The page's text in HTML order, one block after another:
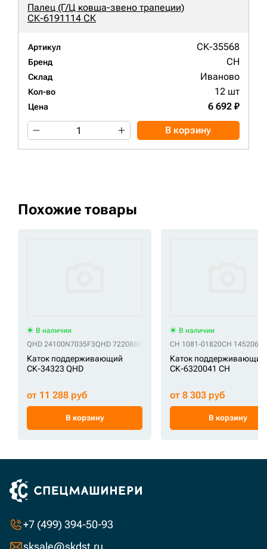
Палец (Г/Ц ковша-звено трапеции)
СК-6191114 СК
Артикул СК-35568
Бренд CH
Склад Иваново
Кол-во 12 шт
Цена 6 692 ₽
В корзину
Похожие товары
В наличии
QHD 24100N7035F3QHD 72208802 QHD 72212081 QHD C1630100B00
Каток поддерживающий
СК-34323 QHD
от 11 288 руб
В корзину
В наличии
CH 1081-01820CH 14520608
Каток поддерживающий
СК-6320041 CH
от 8 303 руб
В корзину
+7 (499) 394-50-93
sksale@skdst.ru